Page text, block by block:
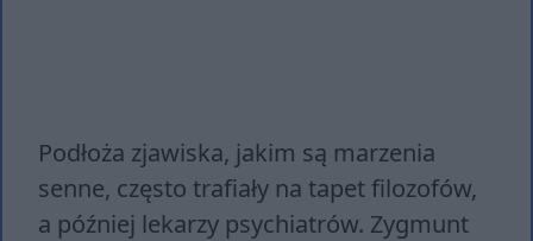
Podłoża zjawiska, jakim są marzenia
senne, często trafiały na tapet filozofów,
a później lekarzy psychiatrów. Zygmunt